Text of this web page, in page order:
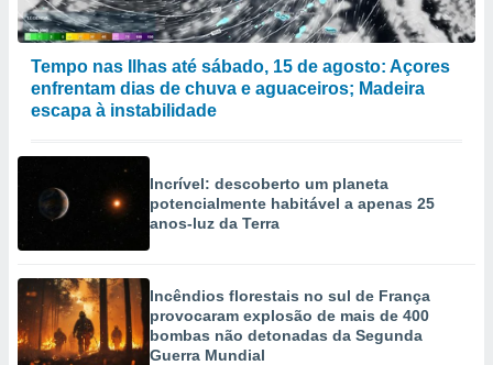
Tempo nas Ilhas até sábado, 15 de agosto: Açores
enfrentam dias de chuva e aguaceiros; Madeira
escapa à instabilidade
Incrível: descoberto um planeta
potencialmente habitável a apenas 25
anos-luz da Terra
Incêndios florestais no sul de França
provocaram explosão de mais de 400
bombas não detonadas da Segunda
Guerra Mundial